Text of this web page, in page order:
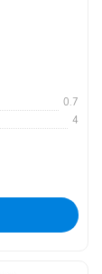
0.7
4